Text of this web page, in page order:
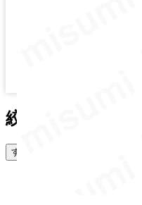
絞り込み条件：
すべて解除